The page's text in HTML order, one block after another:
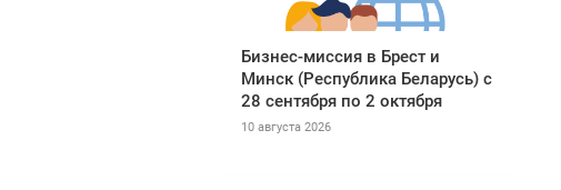
Бизнес-миссия в Брест и
Минск (Республика Беларусь) с
28 сентября по 2 октября
10 августа 2026